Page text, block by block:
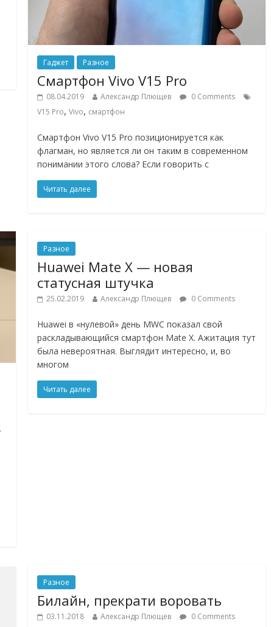
Гаджет Разное
Смартфон Vivo V15 Pro
08.04.2019 Александр Плющев
0 Comments
V15 Pro,Vivo, смартфон
Смартфон Vivo V15 Pro позиционируется как
флагман, но является ли он таким в современном
понимании этого слова? Если говорить с
Читать далее
Разное
Huawei Mate X — новая
статусная штучка
25.02.2019 Александр Плющев 0 Comments
Huawei в «нулевой» день MWC показал свой
раскладывающийся смартфон Mate X. Ажитация тут
была невероятная. Выглядит интересно, и, во
многом
Читать далее
Разное
Билайн, прекрати воровать
03.11.2018 Александр Плющев 0 Comments